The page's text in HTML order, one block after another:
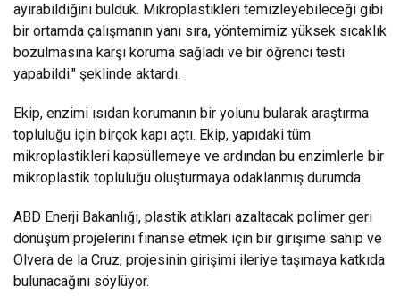
ayırabildiğini bulduk. Mikroplastikleri temizleyebileceği gibi
bir ortamda çalışmanın yanı sıra, yöntemimiz yüksek sıcaklık
bozulmasına karşı koruma sağladı ve bir öğrenci testi
yapabildi." şeklinde aktardı.
Ekip, enzimi ısıdan korumanın bir yolunu bularak araştırma
topluluğu için birçok kapı açtı. Ekip, yapıdaki tüm
mikroplastikleri kapsüllemeye ve ardından bu enzimlerle bir
mikroplastik topluluğu oluşturmaya odaklanmış durumda.
ABD Enerji Bakanlığı, plastik atıkları azaltacak polimer geri
dönüşüm projelerini finanse etmek için bir girişime sahip ve
Olvera de la Cruz, projesinin girişimi ileriye taşımaya katkıda
bulunacağını söylüyor.